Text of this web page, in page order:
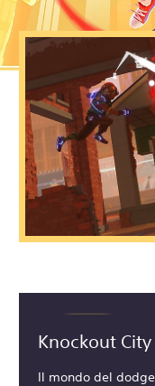
Knockout City
Il mondo del